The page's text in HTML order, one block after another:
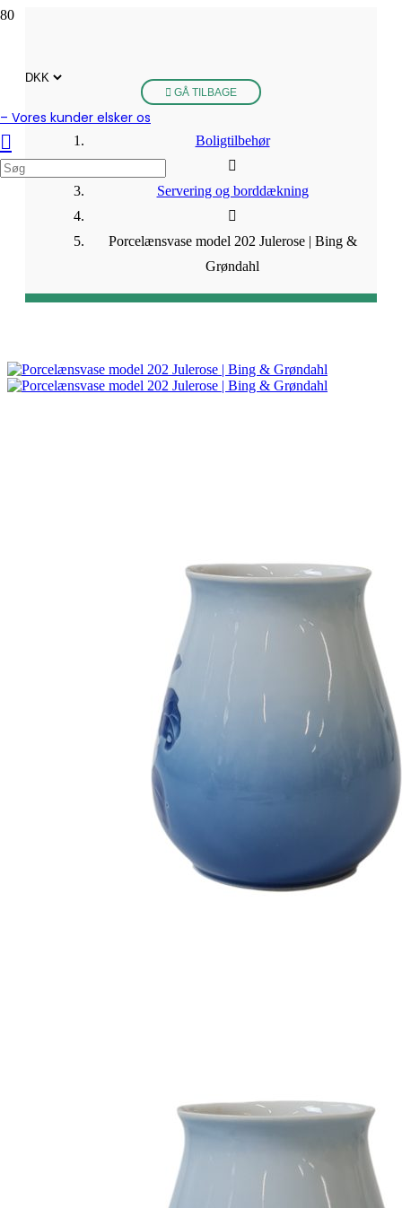
– Vores kunder elsker os
GÅ TILBAGE
Boligtilbehør
Servering og borddækning
Porcelænsvase model 202 Julerose | Bing &
Grøndahl